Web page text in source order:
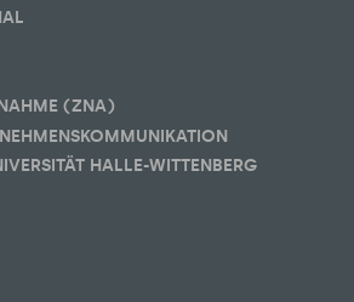
(ZNA)
HALLE-WITTENBERG